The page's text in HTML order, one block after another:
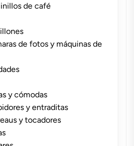
de café
de fotos y máquinas de
y cómodas
y entraditas
y tocadores